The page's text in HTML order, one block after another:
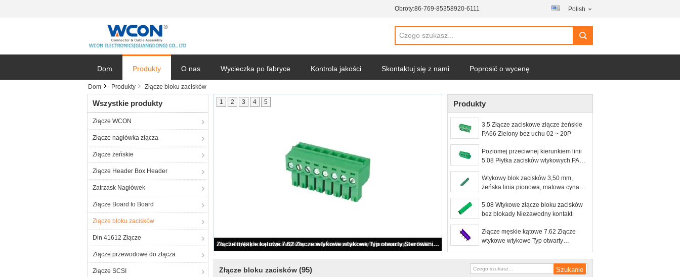
Obroty:86-769-85358920-6111 Polish
Dom Produkty O nas Wycieczka po fabryce Kontrola jakości Skontaktuj się z nami Poprosić o wycenę
Dom Produkty Złącze bloku zacisków
Wszystkie produkty
Złącze WCON
Złącze nagłówka złącza
Złącze żeńskie
Złącze Header Box Header
Zatrzask Nagłówek
Złącze Board to Board
Złącze bloku zacisków
Din 41612 Złącze
Złącze przewodowe do złącza
Złącze SCSI
3.5 Złącze zaciskowe złącze żeńskie PA66 Zielony bez uchu 02 ~ 20P
1 2 3 4 5 Produkty
3.5 Złącze zaciskowe złącze żeńskie
PA66 Zielony bez uchu 02 ~ 20P
Poziomej przeciwnej kierunkiem linii
5.08 Płytka zacisków wtykowych PA66
Wtykowy blok zacisków 3,50 mm,
żeńska linia pionowa, matowa cyna
5.08 Wtykowe złącze bloku zacisków
bez blokady Niezawodny kontakt
Złącze męskie kątowe 7.62 Złącze
wtykowe wtykowe Typ otwarty
Złącze bloku zacisków (95)